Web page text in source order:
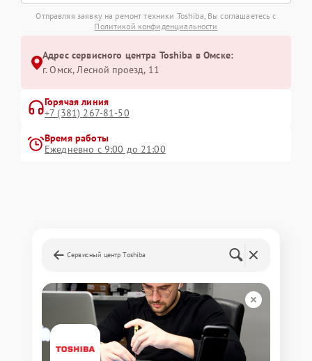
Отправляя заявку на ремонт техники Toshiba, Вы соглашаетесь с
Политикой конфиденциальности
Адрес сервисного центра Toshiba в Омске:
г. Омск, ​Лесной проезд, 11
Горячая линия
+7 (381) 267-81-50
Время работы
Ежедневно с 9:00 до 21:00
Сервисный центр Toshiba